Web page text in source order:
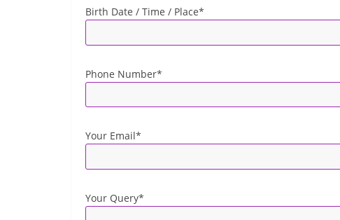
Birth Date / Time / Place*
Phone Number*
Your Email*
Your Query*